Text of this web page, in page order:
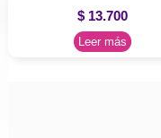
$ 13.700
Leer más